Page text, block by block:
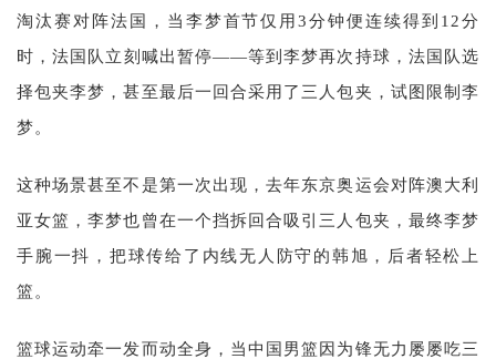
淘汰赛对阵法国，当李梦首节仅用3分钟便连续得到12分
时，法国队立刻喊出暂停——等到李梦再次持球，法国队选
择包夹李梦，甚至最后一回合采用了三人包夹，试图限制李
梦。
这种场景甚至不是第一次出现，去年东京奥运会对阵澳大利
亚女篮，李梦也曾在一个挡拆回合吸引三人包夹，最终李梦
手腕一抖，把球传给了内线无人防守的韩旭，后者轻松上
篮。
篮球运动牵一发而动全身，当中国男篮因为锋无力屡屡吃三